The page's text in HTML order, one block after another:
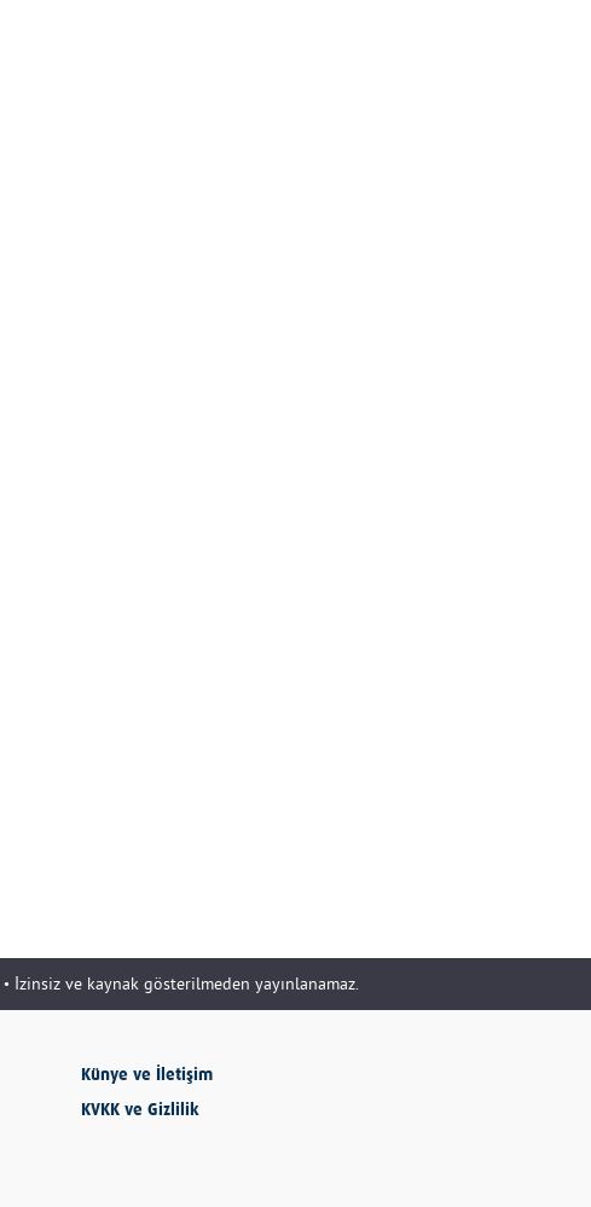
KISSA’DAN HİSSE…
İBRAHİM AYVAZOĞLU
• İzinsiz ve kaynak gösterilmeden yayınlanamaz.
Künye ve İletişim
KVKK ve Gizlilik